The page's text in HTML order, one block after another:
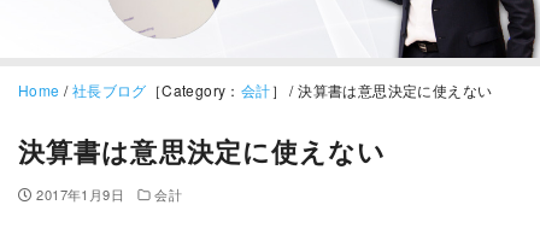
Home /社長ブログ ［Category： 会計］ / 決算書は意思決定に使えない
決算書は意思決定に使えない
2017年1月9日 会計